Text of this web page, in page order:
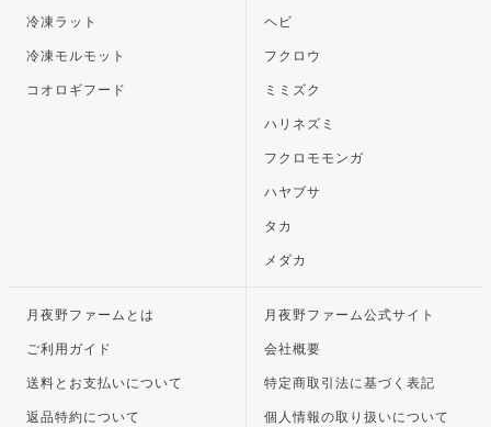
冷凍ラット
冷凍モルモット
コオロギフード
ヘビ
フクロウ
ミミズク
ハリネズミ
フクロモモンガ
ハヤブサ
タカ
メダカ
月夜野ファームとは
ご利用ガイド
送料とお支払いについて
返品特約について
月夜野ファーム公式サイト
会社概要
特定商取引法に基づく表記
個人情報の取り扱いについて